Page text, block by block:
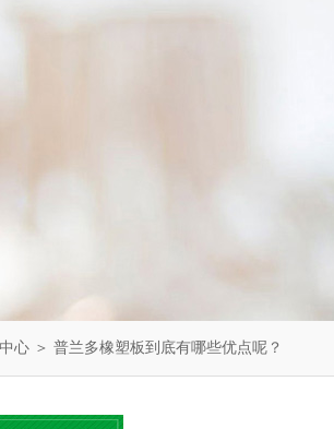
心 ＞ 普兰多橡塑板到底有哪些优点呢？